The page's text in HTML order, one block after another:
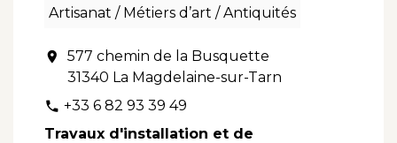
Artisanat / Métiers d’art / Antiquités
location_on
577 chemin de la Busquette
31340 La Magdelaine-sur-Tarn
phone +33 6 82 93 39 49
Travaux d'installation et de